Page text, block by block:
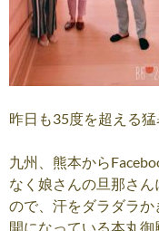
昨日も35度を超える猛
九州、熊本から
なく娘さんの旦那さ
ので、汗をダラダラ
開になっている本丸御